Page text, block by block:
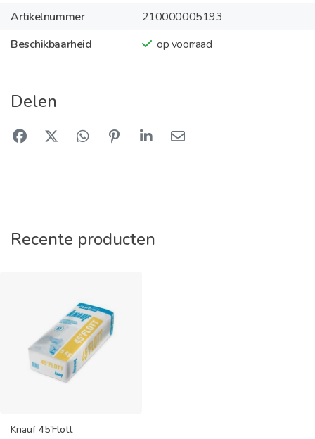
Artikelnummer
210000005193
Beschikbaarheid
op voorraad
Delen
Recente producten
Knauf 45'Flott